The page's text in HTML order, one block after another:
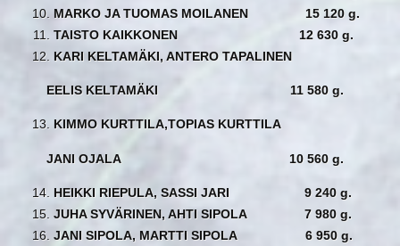
MARKO JA TUOMAS MOILANEN 15 120 g.
TAISTO KAIKKONEN 12 630 g.
KARI KELTAMÄKI, ANTERO TAPALINEN
EELIS KELTAMÄKI 11 580 g.
KIMMO KURTTILA,TOPIAS KURTTILA
JANI OJALA 10 560 g.
HEIKKI RIEPULA, SASSI JARI 9 240 g.
JUHA SYVÄRINEN, AHTI SIPOLA 7 980 g.
JANI SIPOLA, MARTTI SIPOLA 6 950 g.